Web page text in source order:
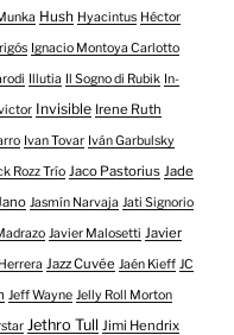
Hush Hyacintus Héctor
Ignacio Montoya Carlotto
Illutia Il Sogno di Rubik In-
Invisible Irene Ruth
Ivan Tovar Iván Garbulsky
Rozz Trío Jaco Pastorius Jade
Jano Jasmín Narvaja Jati Signorio
Javier Malosetti Javier
Jazz Cuvée Jaén Kieff JC
Jeff Wayne Jelly Roll Morton
Jethro Tull Jimi Hendrix